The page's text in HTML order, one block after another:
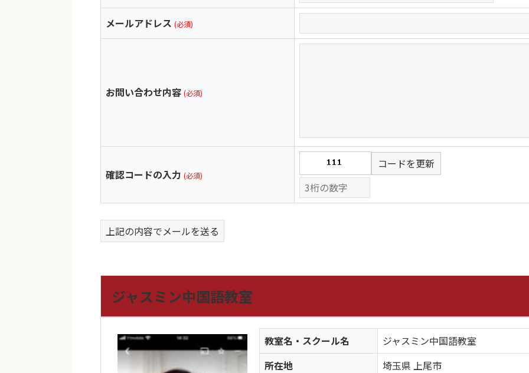
メールアドレス (必須)
お問い合わせ内容 (必須)
確認コードの入力 (必須)
コードを更新
上記の内容でメールを送る
ジャスミン中国語教室
教室名・スクール名
ジャスミン中国語教室
所在地
埼玉県 上尾市